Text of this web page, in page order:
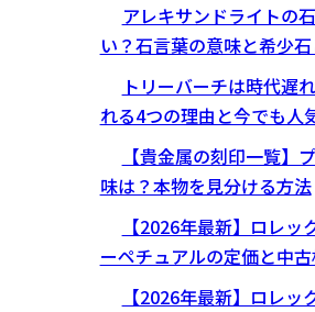
アレキサンドライトの
い？石言葉の意味と希少
トリーバーチは時代遅
れる4つの理由と今でも人
【貴金属の刻印一覧】
味は？本物を見分ける方法
【2026年最新】ロレッ
ーペチュアルの定価と中
【2026年最新】ロレッ